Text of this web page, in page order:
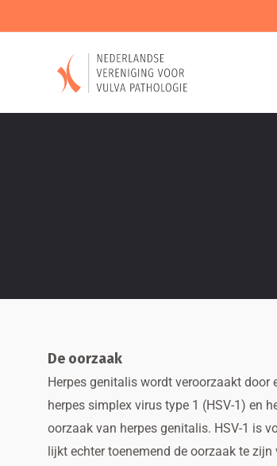
De oorzaak
Herpes genitalis wordt veroorzaakt door
herpes simplex virus type 1 (HSV-1) en
oorzaak van herpes genitalis. HSV-1 is
lijkt echter toenemend de oorzaak te